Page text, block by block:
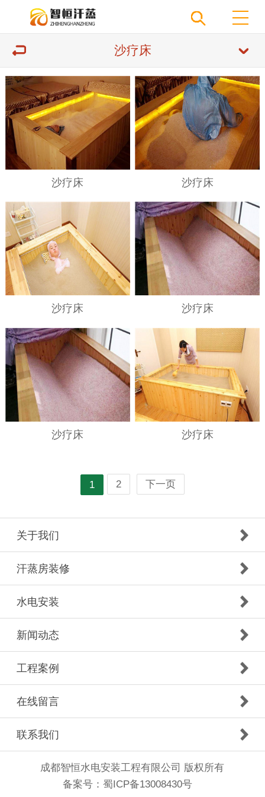
沙疗床
沙疗床 沙疗床
沙疗床 沙疗床
沙疗床 沙疗床
1 2 下一页
关于我们
汗蒸房装修
水电安装
新闻动态
工程案例
在线留言
联系我们
成都智恒水电安装工程有限公司 版权所有
备案号： 蜀ICP备13008430号